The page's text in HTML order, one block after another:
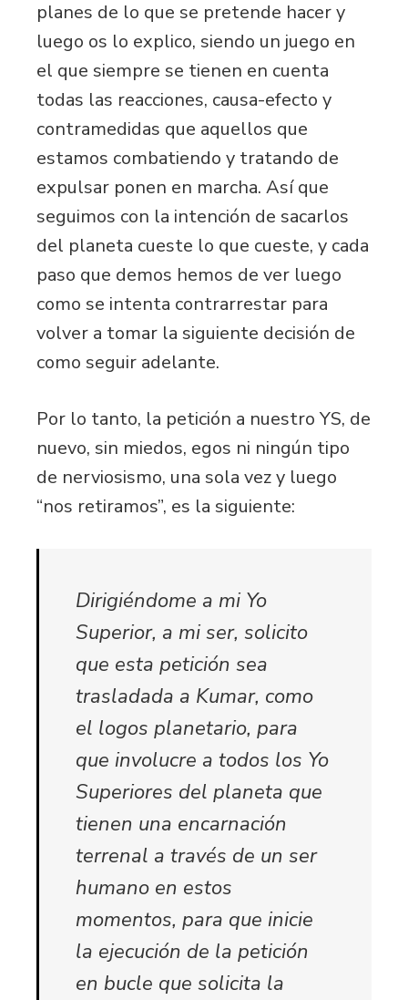
planes de lo que se pretende hacer y
luego os lo explico, siendo un juego en
el que siempre se tienen en cuenta
todas las reacciones, causa-efecto y
contramedidas que aquellos que
estamos combatiendo y tratando de
expulsar ponen en marcha. Así que
seguimos con la intención de sacarlos
del planeta cueste lo que cueste, y cada
paso que demos hemos de ver luego
como se intenta contrarrestar para
volver a tomar la siguiente decisión de
como seguir adelante.
Por lo tanto, la petición a nuestro YS, de
nuevo, sin miedos, egos ni ningún tipo
de nerviosismo, una sola vez y luego
“nos retiramos”, es la siguiente:
Dirigiéndome a mi Yo
Superior, a mi ser, solicito
que esta petición sea
trasladada a Kumar, como
el logos planetario, para
que involucre a todos los Yo
Superiores del planeta que
tienen una encarnación
terrenal a través de un ser
humano en estos
momentos, para que inicie
la ejecución de la petición
en bucle que solicita la